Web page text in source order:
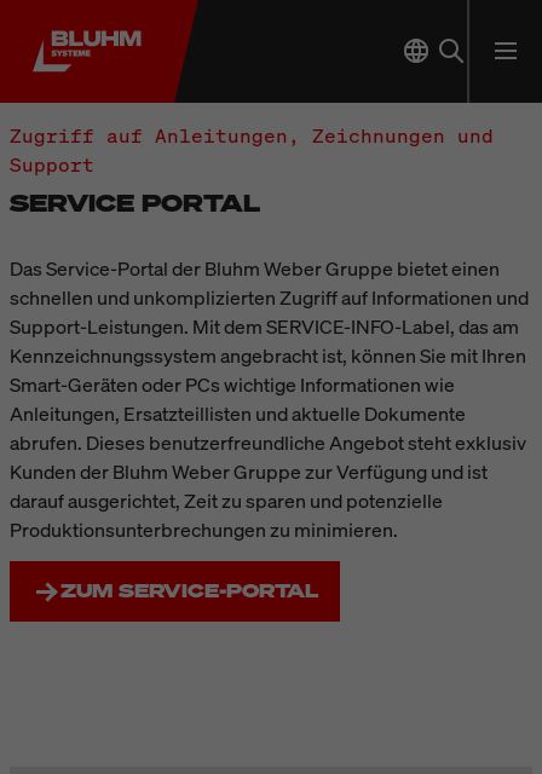
Zugriff auf Anleitungen, Zeichnungen und
Support
SERVICE PORTAL
Das Service-Portal der Bluhm Weber Gruppe bietet einen
schnellen und unkomplizierten Zugriff auf Informationen und
Support-Leistungen. Mit dem SERVICE-INFO-Label, das am
Kennzeichnungssystem angebracht ist, können Sie mit Ihren
Smart-Geräten oder PCs wichtige Informationen wie
Anleitungen, Ersatzteillisten und aktuelle Dokumente
abrufen. Dieses benutzerfreundliche Angebot steht exklusiv
Kunden der Bluhm Weber Gruppe zur Verfügung und ist
darauf ausgerichtet, Zeit zu sparen und potenzielle
Produktionsunterbrechungen zu minimieren.
ZUM SERVICE-PORTAL